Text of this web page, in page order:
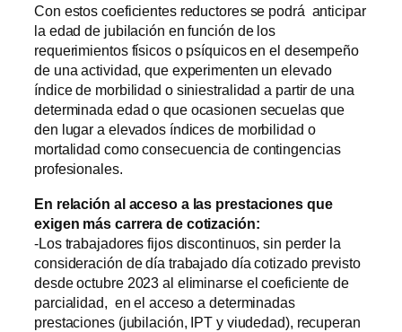
Con estos coeficientes reductores se podrá anticipar
la edad de jubilación en función de los
requerimientos físicos o psíquicos en el desempeño
de una actividad, que experimenten un elevado
índice de morbilidad o siniestralidad a partir de una
determinada edad o que ocasionen secuelas que
den lugar a elevados índices de morbilidad o
mortalidad como consecuencia de contingencias
profesionales.
En relación al acceso a las prestaciones que
exigen más carrera de cotización:
-Los trabajadores fijos discontinuos, sin perder la
consideración de día trabajado día cotizado previsto
desde octubre 2023 al eliminarse el coeficiente de
parcialidad, en el acceso a determinadas
prestaciones (jubilación, IPT y viudedad), recuperan